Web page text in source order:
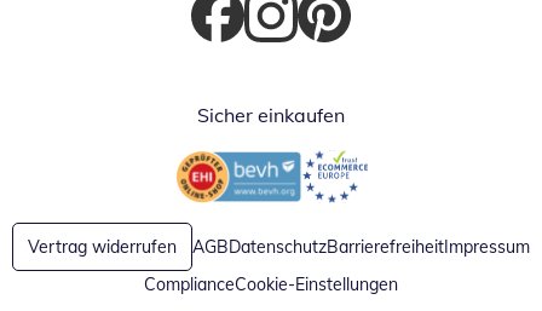
Öffnet in neuem Fenster
Öffnet in neuem Fenster
Öffnet in neuem Fenster
Sicher einkaufen
Öffnet in neuem FensterÖffnet in neuem Fenster
Vertrag widerrufen AGBDatenschutzBarrierefreiheitImpressum
ComplianceCookie-Einstellungen